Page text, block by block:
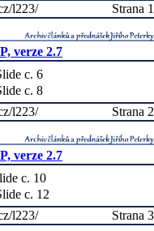
Strana 1
l223/
verze 2.7
Strana 2
l223/
verze 2.7
Strana 3
l223/